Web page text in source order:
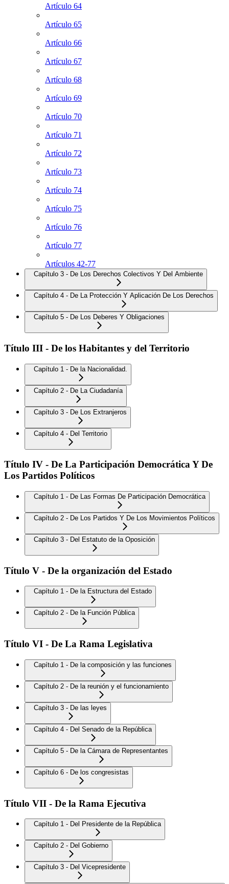
Artículo 64
Artículo 65
Artículo 66
Artículo 67
Artículo 68
Artículo 69
Artículo 70
Artículo 71
Artículo 72
Artículo 73
Artículo 74
Artículo 75
Artículo 76
Artículo 77
Artículos 42-77
Capítulo 3 - De Los Derechos Colectivos Y Del Ambiente
Capítulo 4 - De La Protección Y Aplicación De Los Derechos
Capítulo 5 - De Los Deberes Y Obligaciones
Título III - De los Habitantes y del Territorio
Capítulo 1 - De la Nacionalidad.
Capítulo 2 - De La Ciudadanía
Capítulo 3 - De Los Extranjeros
Capítulo 4 - Del Territorio
Título IV - De La Participación Democrática Y De
Los Partidos Políticos
Capítulo 1 - De Las Formas De Participación Democrática
Capítulo 2 - De Los Partidos Y De Los Movimientos Políticos
Capítulo 3 - Del Estatuto de la Oposición
Título V - De la organización del Estado
Capítulo 1 - De la Estructura del Estado
Capítulo 2 - De la Función Pública
Título VI - De La Rama Legislativa
Capítulo 1 - De la composición y las funciones
Capítulo 2 - De la reunión y el funcionamiento
Capítulo 3 - De las leyes
Capítulo 4 - Del Senado de la República
Capítulo 5 - De la Cámara de Representantes
Capítulo 6 - De los congresistas
Título VII - De la Rama Ejecutiva
Capítulo 1 - Del Presidente de la República
Capítulo 2 - Del Gobierno
Capítulo 3 - Del Vicepresidente